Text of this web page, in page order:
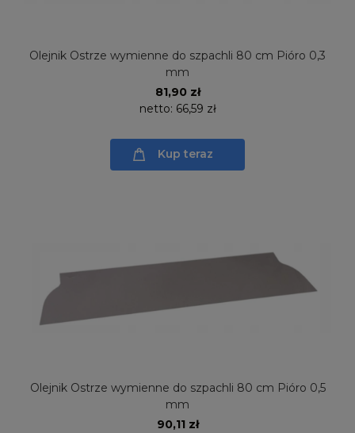
Olejnik Ostrze wymienne do szpachli 80 cm Pióro 0,3
mm
81,90 zł
netto: 66,59 zł
Kup teraz
Olejnik Ostrze wymienne do szpachli 80 cm Pióro 0,5
mm
90,11 zł